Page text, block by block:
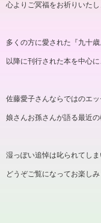
心よりご冥福をお祈りいたし
多くの方に愛された『九十歳
以降に刊行された本を中心
佐藤愛子さんならではのエ
娘さんお孫さんが語る最近の
湿っぽい追悼は叱られてし
どうぞご覧になってお楽し